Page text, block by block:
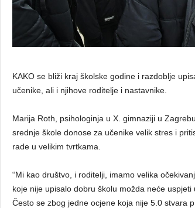
KAKO se bliži kraj školske godine i razdoblje
učenike, ali i njihove roditelje i nastavnike.
Marija Roth, psihologinja u X. gimnaziji u
srednje škole donose za učenike velik stres i
rade u velikim tvrtkama.
“Mi kao društvo, i roditelji, imamo velika
koje nije upisalo dobru školu možda neće
Često se zbog jedne ocjene koja nije 5.0 stvara